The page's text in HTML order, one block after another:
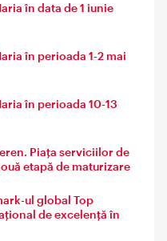
în data de 1 iunie
în perioada 1-2 mai
în perioada 10-13
Piața serviciilor de
etapă de maturizare
ul global Top
de excelență în